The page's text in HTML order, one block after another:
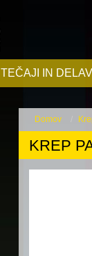
TEČAJI IN
Domov
KREP